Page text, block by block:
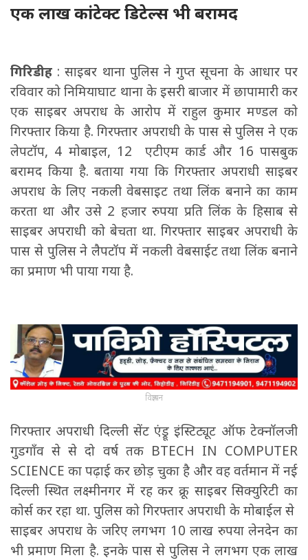
एक लाख कांटेक्ट डिटेल्स भी बरामद
गिरिडीह : साइबर थाना पुलिस ने गुप्त सूचना के आधार पर
रविवार को निमियाघाट थाना के इसरी बाजार में छापामारी कर
एक साइबर अपराध के आरोप में राहुल कुमार मण्डल को
गिरफ्तार किया है. गिरफ्तार अपराधी के पास से पुलिस ने एक
लेपटॉप, 4 मोबाइल, 12 एटीएम कार्ड और 16 पासबुक
बरामद किया है. बताया गया कि गिरफ्तार अपराधी साइबर
अपराध के लिए नकली वेबसाइट तथा लिंक बनाने का काम
करता था और उसे 2 हजार रुपया प्रति लिंक के हिसाब से
साइबर अपराधी को बेचता था. गिरफ्तार साइबर अपराधी के
पास से पुलिस ने लैपटॉप में नकली वेबसाईट तथा लिंक बनाने
का प्रमाण भी पाया गया है.
विज्ञापन
गिरफ्तार अपराधी दिल्ली सेंट एंड्रू इंस्टिट्यूट ऑफ टेक्नॉलजी
गुडगाँव से से दो वर्ष तक BTECH IN COMPUTER
SCIENCE का पढ़ाई कर छोड़ चुका है और वह वर्तमान में नई
दिल्ली स्थित लक्ष्मीनगर में रह कर क्रू साइबर सिक्युरिटी का
कोर्स कर रहा था. पुलिस को गिरफ्तार अपराधी के मोबाईल से
साइबर अपराध के जरिए लगभग 10 लाख रुपया लेनदेन का
भी प्रमाण मिला है. इनके पास से पुलिस ने लगभग एक लाख